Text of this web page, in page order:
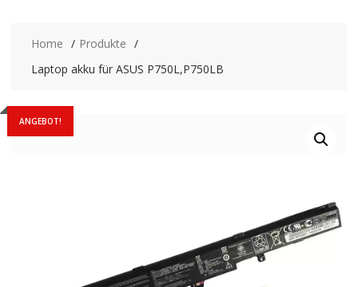
Home
Produkte
Laptop akku für ASUS P750L,P750LB
ANGEBOT!